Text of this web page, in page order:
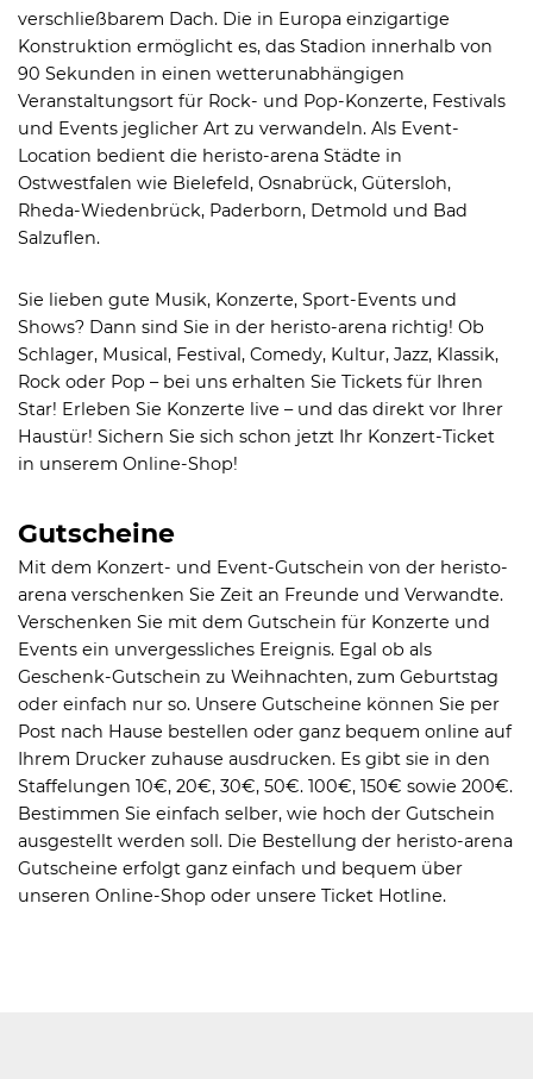
verschließbarem Dach. Die in Europa einzigartige
Konstruktion ermöglicht es, das Stadion innerhalb von
90 Sekunden in einen wetterunabhängigen
Veranstaltungsort für Rock- und Pop-Konzerte, Festivals
und Events jeglicher Art zu verwandeln. Als Event-
Location bedient die heristo-arena Städte in
Ostwestfalen wie Bielefeld, Osnabrück, Gütersloh,
Rheda-Wiedenbrück, Paderborn, Detmold und Bad
Salzuflen.
Sie lieben gute Musik, Konzerte, Sport-Events und
Shows? Dann sind Sie in der heristo-arena richtig! Ob
Schlager, Musical, Festival, Comedy, Kultur, Jazz, Klassik,
Rock oder Pop – bei uns erhalten Sie Tickets für Ihren
Star! Erleben Sie Konzerte live – und das direkt vor Ihrer
Haustür! Sichern Sie sich schon jetzt Ihr Konzert-Ticket
in unserem Online-Shop!
Gutscheine
Mit dem Konzert- und Event-Gutschein von der heristo-
arena verschenken Sie Zeit an Freunde und Verwandte.
Verschenken Sie mit dem Gutschein für Konzerte und
Events ein unvergessliches Ereignis. Egal ob als
Geschenk-Gutschein zu Weihnachten, zum Geburtstag
oder einfach nur so. Unsere Gutscheine können Sie per
Post nach Hause bestellen oder ganz bequem online auf
Ihrem Drucker zuhause ausdrucken. Es gibt sie in den
Staffelungen 10€, 20€, 30€, 50€. 100€, 150€ sowie 200€.
Bestimmen Sie einfach selber, wie hoch der Gutschein
ausgestellt werden soll. Die Bestellung der heristo-arena
Gutscheine erfolgt ganz einfach und bequem über
unseren Online-Shop oder unsere Ticket Hotline.